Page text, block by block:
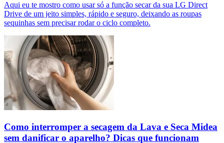
Aqui eu te mostro como usar só a função secar da sua LG Direct
Drive de um jeito simples, rápido e seguro, deixando as roupas
sequinhas sem precisar rodar o ciclo completo.
Como interromper a secagem da Lava e Seca Midea
sem danificar o aparelho? Dicas que funcionam